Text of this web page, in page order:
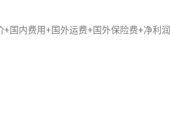
国内费用+国外运费+国外保险费+净利润